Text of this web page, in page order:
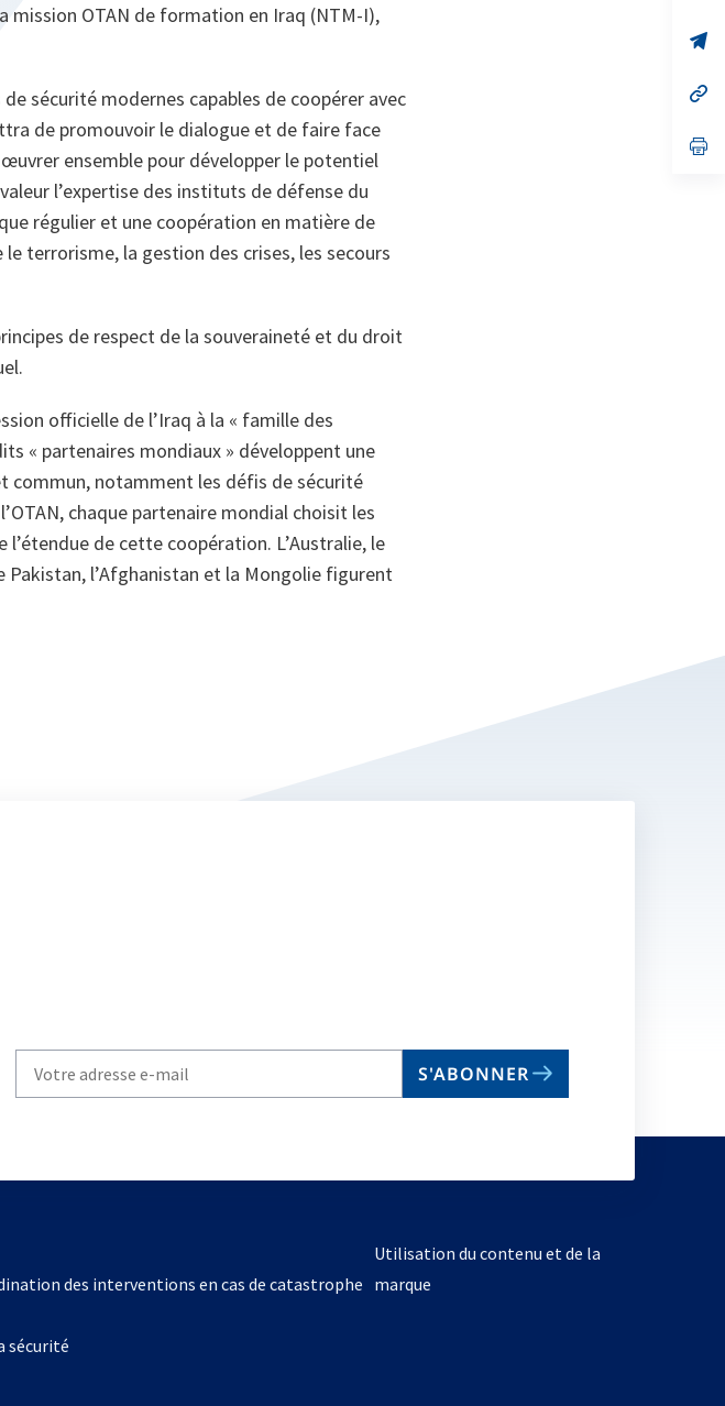
mission OTAN de formation en Iraq (NTM-I),
de sécurité modernes capables de coopérer avec
de promouvoir le dialogue et de faire face
ensemble pour développer le potentiel
l’expertise des instituts de défense du
régulier et une coopération en matière de
terrorisme, la gestion des crises, les secours
de respect de la souveraineté et du droit
officielle de l’Iraq à la « famille des
« partenaires mondiaux » développent une
commun, notamment les défis de sécurité
chaque partenaire mondial choisit les
de cette coopération. L’Australie, le
Pakistan, l’Afghanistan et la Mongolie figurent
your
S'ABONNER
des interventions en cas de catastrophe
sécurité
Utilisation du contenu et de la
marque